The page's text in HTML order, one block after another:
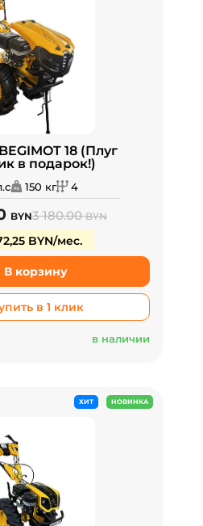
18 (Плуг
в подарок!)
150 кг 4
BYN3 180.00BYN
BYN/мес.
В корзину
в 1 клик
в наличии
ХИТ НОВИНКА